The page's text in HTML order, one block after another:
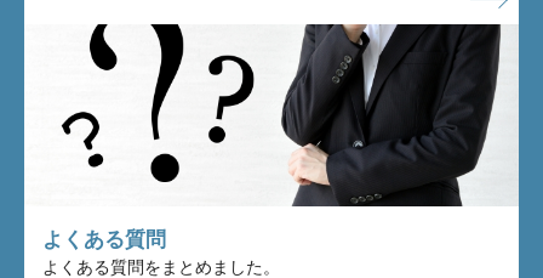
よくある質問
よくある質問をまとめました。